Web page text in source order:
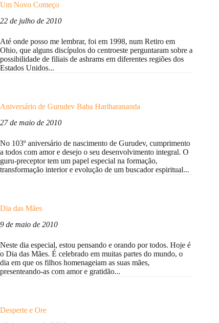
Um Novo Começo
22 de julho de 2010
Até onde posso me lembrar, foi em 1998, num Retiro em
Ohio, que alguns discípulos do centroeste perguntaram sobre a
possibilidade de filiais de ashrams em diferentes regiões dos
Estados Unidos...
Aniversário de Gurudev Baba Hariharananda
27 de maio de 2010
No 103º aniversário de nascimento de Gurudev, cumprimento
a todos com amor e desejo o seu desenvolvimento integral. O
guru-preceptor tem um papel especial na formação,
transformação interior e evolução de um buscador espiritual...
Dia das Mães
9 de maio de 2010
Neste dia especial, estou pensando e orando por todos. Hoje é
o Dia das Mães. É celebrado em muitas partes do mundo, o
dia em que os filhos homenageiam as suas mães,
presenteando-as com amor e gratidão...
Desperte e Ore